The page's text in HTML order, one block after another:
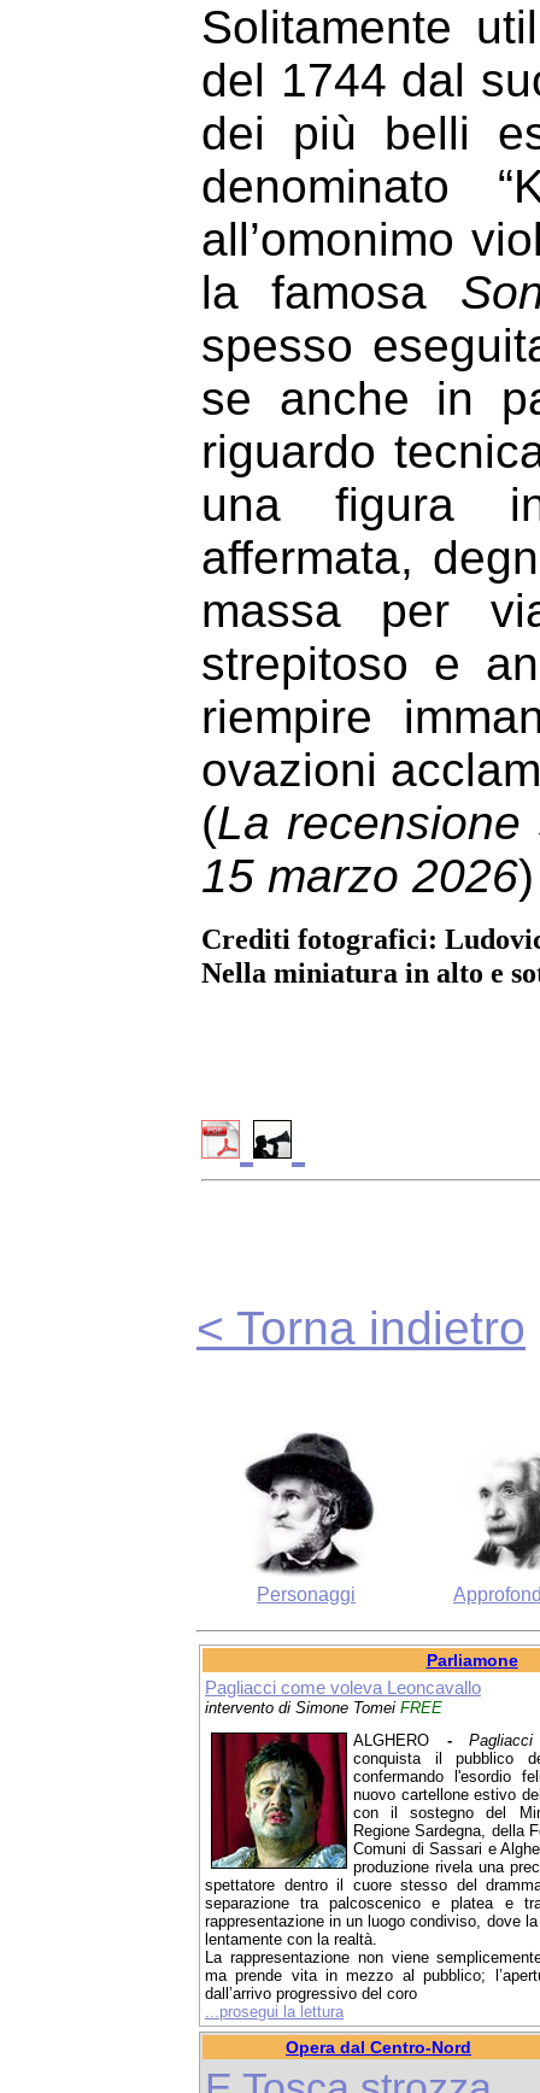
Solitamente
del 1744 dal
dei più belli
denominato
all’omonimo
la famosa
spesso
se anche in
riguardo
una figura
affermata,
massa per
strepitoso e
riempire
ovazioni
(La
15 marzo 2026)
Crediti fotografici:
Nella miniatura in alto e
< Torna indietro
Personaggi
Parliamone
Pagliacci come voleva Leoncavallo
intervento di Simone Tomei FREE
ALGHERO -Pagliacci
conquista il pubblico
confermando l'esordio
nuovo cartellone estivo
con il sostegno del
Regione Sardegna, della
Comuni di Sassari e
produzione rivela una
spettatore dentro il cuore stesso del
separazione tra palcoscenico e platea e
rappresentazione in un luogo condiviso, dove
lentamente con la realtà.
La rappresentazione non viene
ma prende vita in mezzo al pubblico;
dall’arrivo progressivo del coro
...prosegui la lettura
Opera dal Centro-Nord